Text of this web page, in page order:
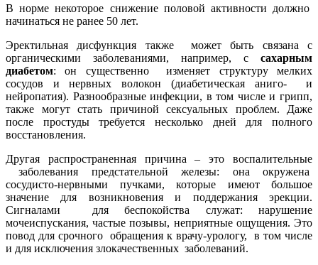
В норме некоторое снижение половой активности должно
начинаться не ранее 50 лет.
Эректильная дисфункция также может быть связана с
органическими заболеваниями, например, с сахарным
диабетом: он существенно изменяет структуру мелких
сосудов и нервных волокон (диабетическая аниго- и
нейропатия). Разнообразные инфекции, в том числе и грипп,
также могут стать причиной сексуальных проблем. Даже
после простуды требуется несколько дней для полного
восстановления.
Другая распространенная причина – это воспалительные
заболевания предстательной железы: она окружена
сосудисто-нервными пучками, которые имеют большое
значение для возникновения и поддержания эрекции.
Сигналами для беспокойства служат: нарушение
мочеиспускания, частые позывы, неприятные ощущения. Это
повод для срочного обращения к врачу-урологу, в том числе
и для исключения злокачественных заболеваний.